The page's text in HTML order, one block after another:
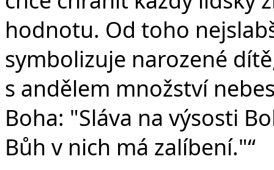
hodnotu. Od toho
symbolizuje narozené
s andělem množství
Boha: "Sláva na výsosti
Bůh v nich má zalíbení."“